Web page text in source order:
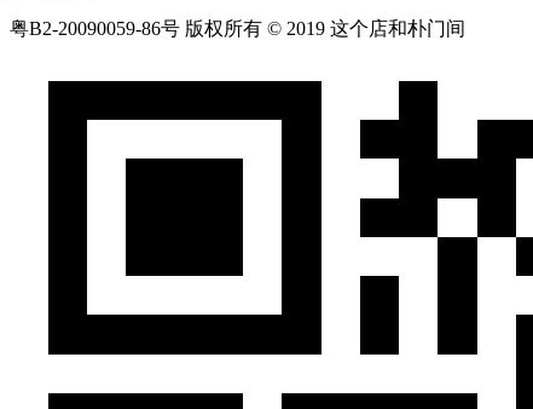
粤B2-20090059-86号 版权所有 © 2019 这个店和朴门间